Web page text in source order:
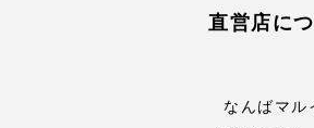
直営店に
なんばマル